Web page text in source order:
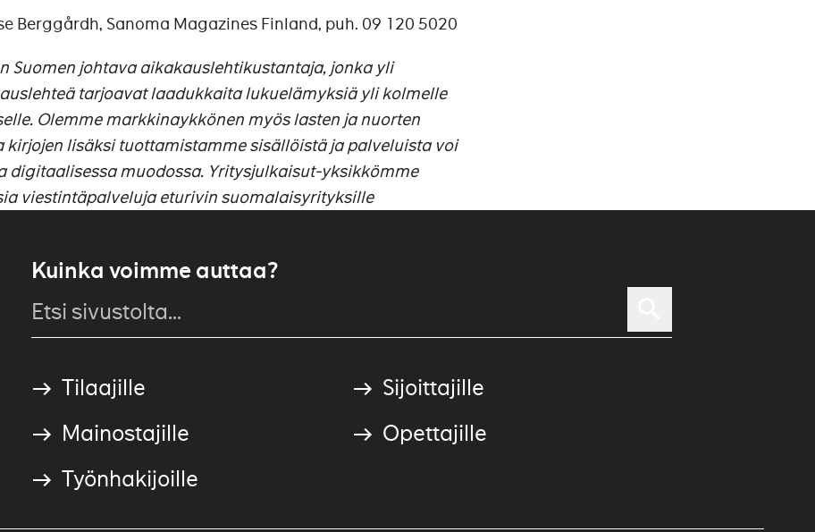
Berggårdh, Sanoma Magazines Finland, puh. 09 120 5020
Suomen johtava aikakauslehtikustantaja, jonka yli
tarjoavat laadukkaita lukuelämyksiä yli kolmelle
Olemme markkinaykkönen myös lasten ja nuorten
kirjojen lisäksi tuottamistamme sisällöistä ja palveluista voi
digitaalisessa muodossa. Yritysjulkaisut-yksikkömme
viestintäpalveluja eturivin suomalaisyrityksille
Kuinka voimme auttaa?
Tilaajille
Sijoittajille
Mainostajille
Opettajille
Työnhakijoille